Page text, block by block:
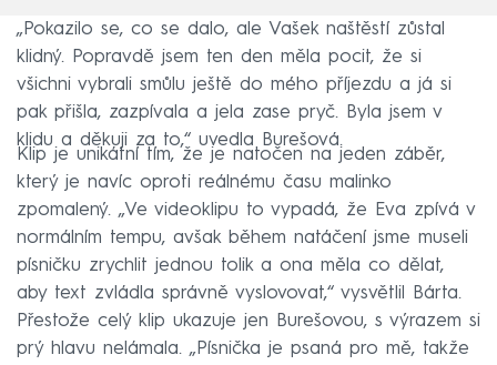
„Pokazilo se, co se dalo, ale Vašek naštěstí zůstal
klidný. Popravdě jsem ten den měla pocit, že si
všichni vybrali smůlu ještě do mého příjezdu a já si
pak přišla, zazpívala a jela zase pryč. Byla jsem v
klidu a děkuji za to,“ uvedla Burešová.
Klip je unikátní tím, že je natočen na jeden záběr,
který je navíc oproti reálnému času malinko
zpomalený. „Ve videoklipu to vypadá, že Eva zpívá v
normálním tempu, avšak během natáčení jsme museli
písničku zrychlit jednou tolik a ona měla co dělat,
aby text zvládla správně vyslovovat,“ vysvětlil Bárta.
Přestože celý klip ukazuje jen Burešovou, s výrazem si
prý hlavu nelámala. „Písnička je psaná pro mě, takže